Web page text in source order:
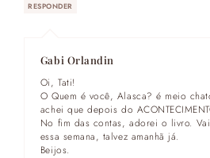
RESPONDER
Gabi Orlandin
Oi, Tati!
O Quem é você, Alasca? é meio
achei que depois do
No fim das contas, adorei o livro.
essa semana, talvez amanhã já.
Beijos.